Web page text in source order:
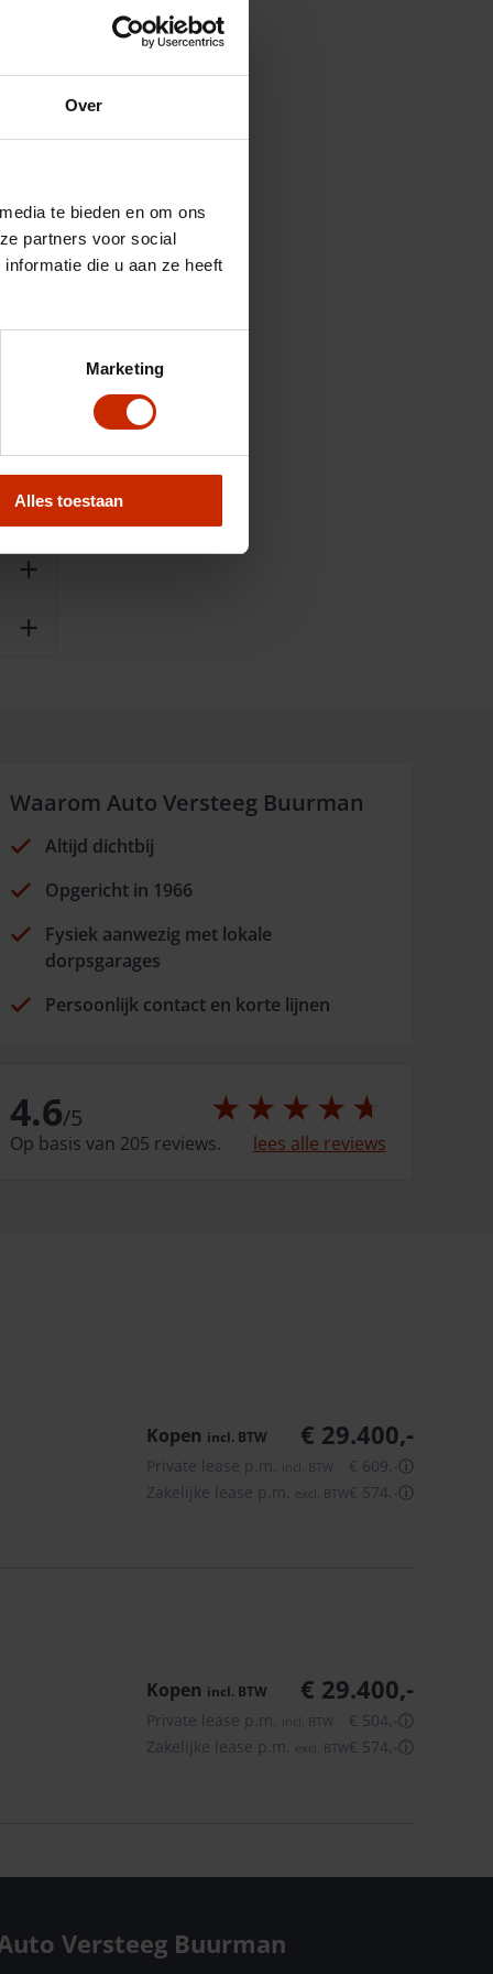
Over
te bieden en om ons
partners voor social
die u aan ze heeft
Marketing
Alles toestaan
Waarom Auto Versteeg Buurman
Altijd dichtbij
Opgericht in 1966
Fysiek aanwezig met lokale
dorpsgarages
Persoonlijk contact en korte lijnen
4.6/5
Op basis van 205 reviews. lees alle reviews
Kopen incl. BTW € 29.400,-
Private lease p.m. incl. BTW € 609,-ⓘ
Zakelijke lease p.m. excl. BTW€ 574,-ⓘ
Kopen incl. BTW € 29.400,-
Private lease p.m. incl. BTW € 504,-ⓘ
Zakelijke lease p.m. excl. BTW€ 574,-ⓘ
Versteeg Buurman